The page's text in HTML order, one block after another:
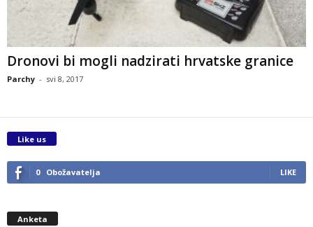
Dronovi bi mogli nadzirati hrvatske granice
Parchy - svi 8, 2017
Like us
0 Obožavatelja LIKE
Anketa